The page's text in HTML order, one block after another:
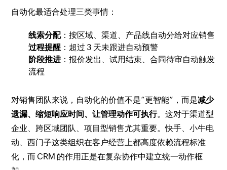
自动化最适合处理三类事情：
线索分配：按区域、渠道、产品线自动分给对应销售
过程提醒 ：超过 3 天未跟进自动预警
阶段推进 ：报价发出、试用结束、合同待审自动触发
流程
对销售团队来说，自动化的价值不是“更智能”，而是减少
遗漏、缩短响应时间、让管理动作可执行。这对于渠道型
企业、跨区域团队、项目型销售尤其重要。快手、小牛电
动、西门子这类组织在客户经营上都高度依赖流程标准
化，而 CRM 的作用正是在复杂协作中建立统一动作框